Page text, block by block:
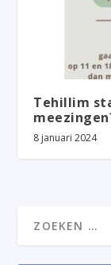
Tehillim
8 januari 2024